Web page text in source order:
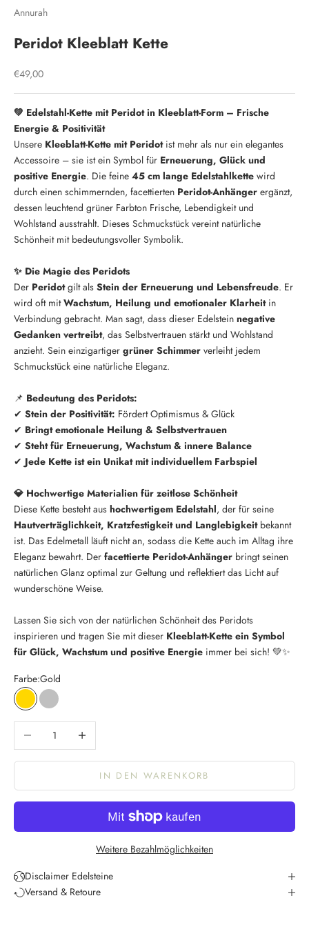
Annurah
Peridot Kleeblatt Kette
Angebot
€49,00
💚 Edelstahl-Kette mit Peridot in Kleeblatt-Form – Frische
Energie & Positivität
Unsere Kleeblatt-Kette mit Peridotist mehr als nur ein elegantes
Accessoire – sie ist ein Symbol für Erneuerung, Glück und
positive Energie. Die feine 45 cm lange Edelstahlkette wird
durch einen schimmernden, facettierten Peridot-Anhänger ergänzt,
dessen leuchtend grüner Farbton Frische, Lebendigkeit und
Wohlstand ausstrahlt. Dieses Schmuckstück vereint natürliche
Schönheit mit bedeutungsvoller Symbolik.
✨ Die Magie des Peridots
Der Peridotgilt als Stein der Erneuerung und Lebensfreude. Er
wird oft mitWachstum, Heilung und emotionaler Klarheitin
Verbindung gebracht. Man sagt, dass dieser Edelstein negative
Gedanken vertreibt, das Selbstvertrauen stärkt und Wohlstand
anzieht. Sein einzigartiger grüner Schimmer verleiht jedem
Schmuckstück eine natürliche Eleganz.
📌 Bedeutung des Peridots:
✔ Stein der Positivität: Fördert Optimismus & Glück
✔ Bringt emotionale Heilung & Selbstvertrauen
✔ Steht für Erneuerung, Wachstum & innere Balance
✔ Jede Kette ist ein Unikat mit individuellem Farbspiel
💎 Hochwertige Materialien für zeitlose Schönheit
Diese Kette besteht aus hochwertigem Edelstahl, der für seine
Hautverträglichkeit, Kratzfestigkeit und Langlebigkeitbekannt
ist. Das Edelmetall läuft nicht an, sodass die Kette auch im Alltag ihre
Eleganz bewahrt. Der facettierte Peridot-Anhänger bringt seinen
natürlichen Glanz optimal zur Geltung und reflektiert das Licht auf
wunderschöne Weise.
Lassen Sie sich von der natürlichen Schönheit des Peridots
inspirieren und tragen Sie mit dieser Kleeblatt-Kette ein Symbol
für Glück, Wachstum und positive Energie immer bei sich! 💚✨
Farbe:Gold
Gold Silber
Anzahl verringernAnzahl erhöhen
IN DEN WARENKORB
Weitere Bezahlmöglichkeiten
Disclaimer Edelsteine
Versand & Retoure